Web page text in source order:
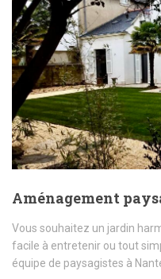
Aménagement
Vous souhaitez un jardin
facile à entretenir ou tout
équipe de paysagistes à